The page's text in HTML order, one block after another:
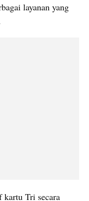
layanan yang
kartu Tri secara